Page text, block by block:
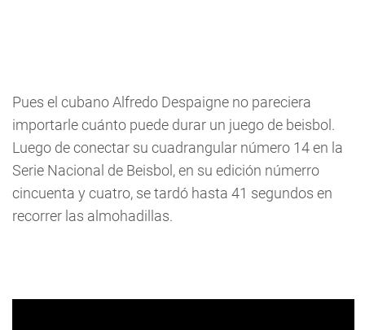
Pues el cubano Alfredo Despaigne no pareciera
importarle cuánto puede durar un juego de beisbol.
Luego de conectar su cuadrangular número 14 en la
Serie Nacional de Beisbol, en su edición númerro
cincuenta y cuatro, se tardó hasta 41 segundos en
recorrer las almohadillas.